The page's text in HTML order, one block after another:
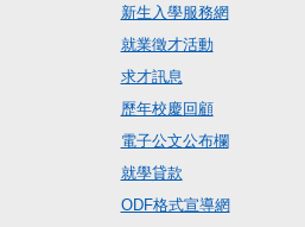
新生入學服務網
就業徵才活動
求才訊息
歷年校慶回顧
電子公文公布欄
就學貸款
ODF格式宣導網